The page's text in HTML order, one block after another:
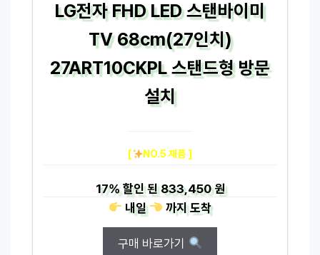
LG전자 FHD LED 스탠바이미
TV 68cm(27인치)
27ART10CKPL 스탠드형 방문
설치
[ NO.5 제품 ]
17%할인 된833,450 원
내일
까지도착
구매 바로가기